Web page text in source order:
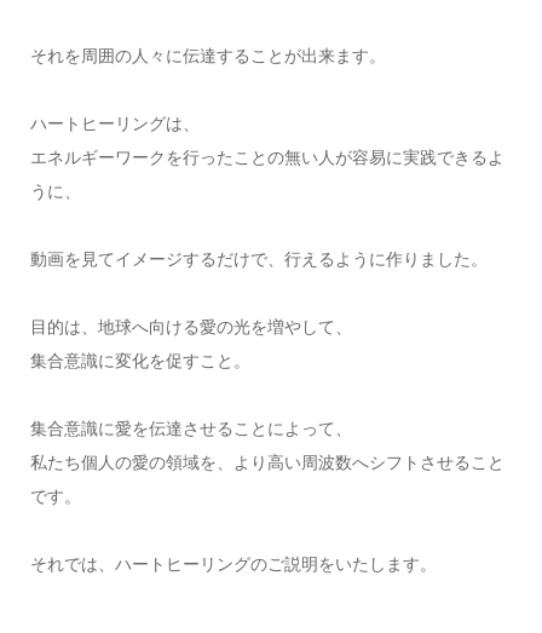
それを周囲の人々に伝達することが出来ます。
ハートヒーリングは、
エネルギーワークを行ったことの無い人が容易に実践できるよ
うに、
動画を見てイメージするだけで、行えるように作りました。
目的は、地球へ向ける愛の光を増やして、
集合意識に変化を促すこと。
集合意識に愛を伝達させることによって、
私たち個人の愛の領域を、より高い周波数へシフトさせること
です。
それでは、ハートヒーリングのご説明をいたします。